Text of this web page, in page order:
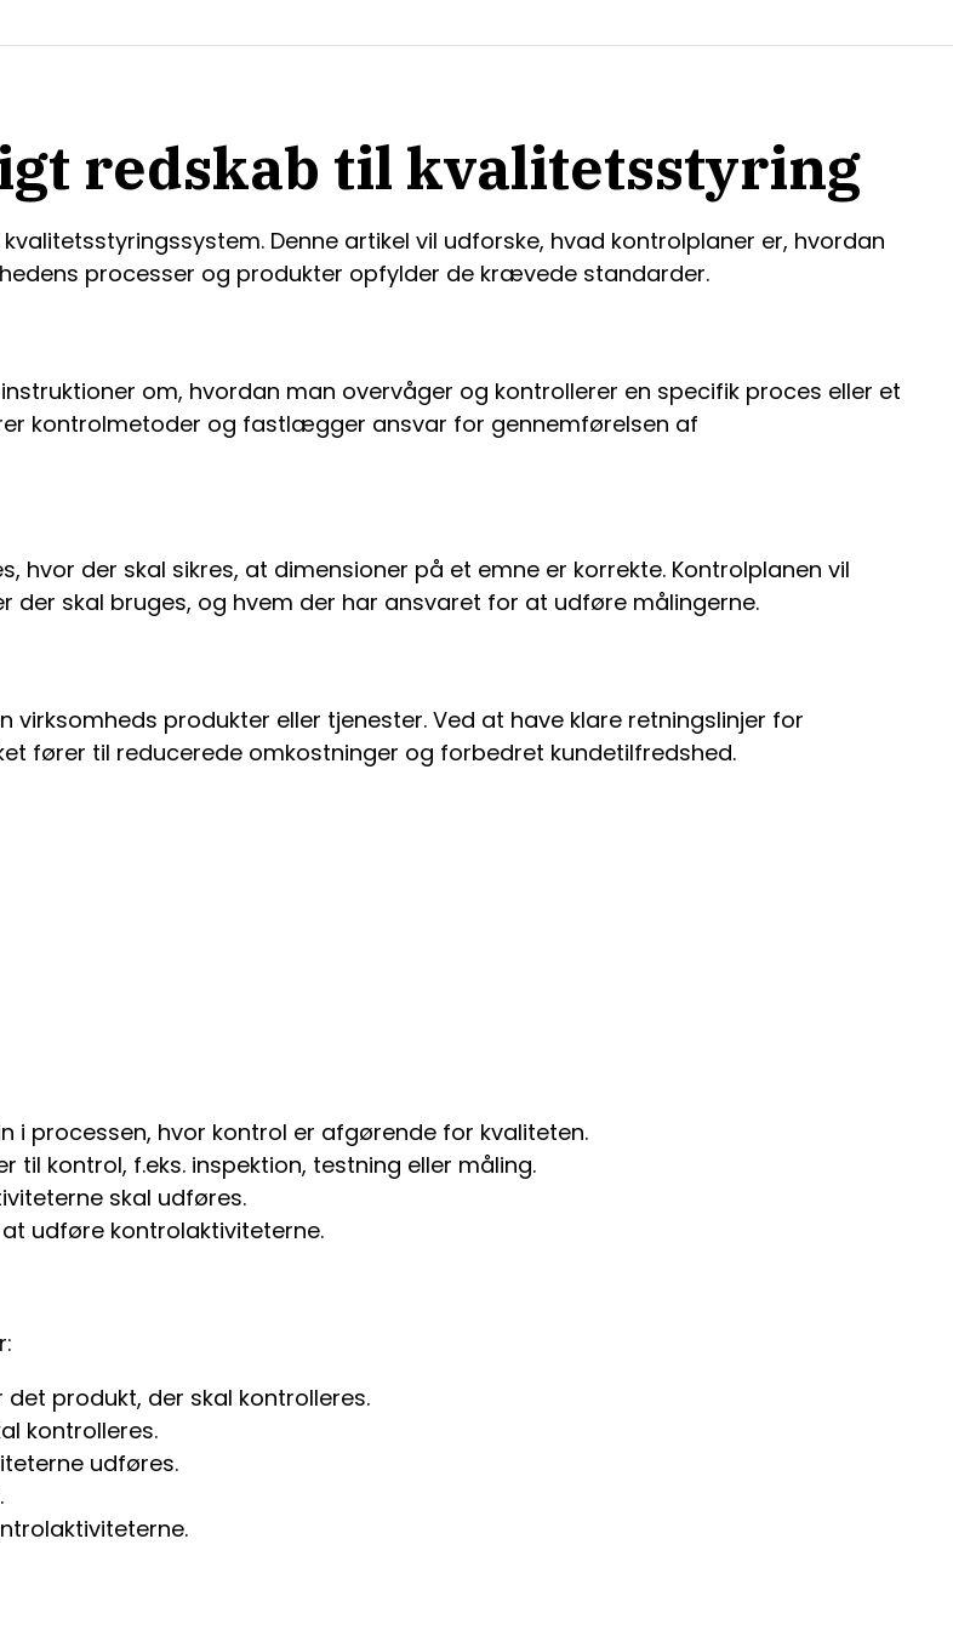
redskab til kvalitetsstyring
Denne artikel vil udforske, hvad kontrolplaner er, hvordan
processer og produkter opfylder de krævede standarder.
om, hvordan man overvåger og kontrollerer en specifik proces eller et
kontrolmetoder og fastlægger ansvar for gennemførelsen af
der skal sikres, at dimensioner på et emne er korrekte. Kontrolplanen vil
skal bruges, og hvem der har ansvaret for at udføre målingerne.
produkter eller tjenester. Ved at have klare retningslinjer for
fører til reducerede omkostninger og forbedret kundetilfredshed.
i processen, hvor kontrol er afgørende for kvaliteten.
kontrol, f.eks. inspektion, testning eller måling.
skal udføres.
udføre kontrolaktiviteterne.
produkt, der skal kontrolleres.
kontrolleres.
udføres.